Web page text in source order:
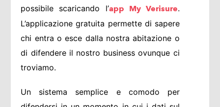
possibile scaricando l’app My Verisure.
L’applicazione gratuita permette di sapere
chi entra o esce dalla nostra abitazione o
di difendere il nostro business ovunque ci
troviamo.
Un sistema semplice e comodo per